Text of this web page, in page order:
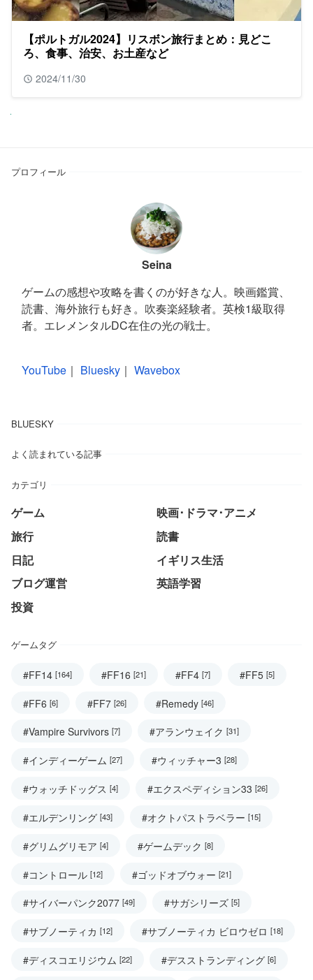
【ポルトガル2024】リスボン旅行まとめ：見どこ
ろ、食事、治安、お土産など
2024/11/30
プロフィール
Seina
ゲームの感想や攻略を書くのが好きな人。映画鑑賞、
読書、海外旅行も好き。吹奏楽経験者。英検1級取得
者。エレメンタルDC在住の光の戦士。
YouTube ｜ Bluesky ｜ Wavebox
BLUESKY
よく読まれている記事
カテゴリ
ゲーム
映画･ドラマ･アニメ
旅行
読書
日記
イギリス生活
ブログ運営
英語学習
投資
ゲームタグ
#FF14 [164] #FF16 [21] #FF4 [7] #FF5 [5]
#FF6 [6] #FF7 [26] #Remedy [46]
#Vampire Survivors [7] #アランウェイク [31]
#インディーゲーム [27] #ウィッチャー3 [28]
#ウォッチドッグス [4] #エクスペディション33 [26]
#エルデンリング [43] #オクトパストラベラー [15]
#グリムグリモア [4] #ゲームデック [8]
#コントロール [12] #ゴッドオブウォー [21]
#サイバーパンク2077 [49] #サガシリーズ [5]
#サブノーティカ [12] #サブノーティカ ビロウゼロ [18]
#ディスコエリジウム [22] #デスストランディング [6]